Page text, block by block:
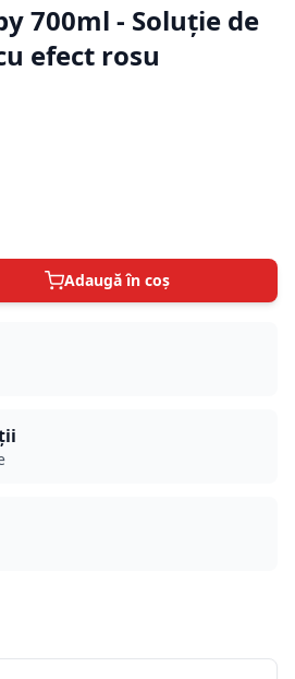
700ml - Soluție de
efect rosu
Adaugă în coș